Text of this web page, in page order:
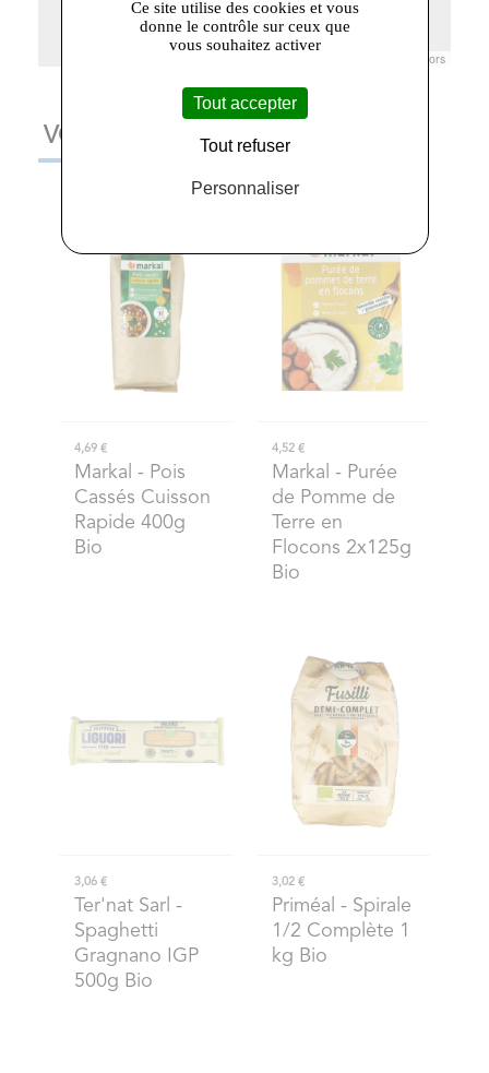
contributors
VOUS AIMEREZ AUSSI
4,69 €
Markal - Pois
Cassés Cuisson
Rapide 400g
Bio
4,52 €
Markal - Purée
de Pomme de
Terre en
Flocons 2x125g
Bio
3,06 €
Ter'nat Sarl -
Spaghetti
Gragnano IGP
500g Bio
3,02 €
Priméal - Spirale
1/2 Complète 1
kg Bio
Ce site utilise des cookies et vous
donne le contrôle sur ceux que
vous souhaitez activer
Tout accepter
Tout refuser
Personnaliser